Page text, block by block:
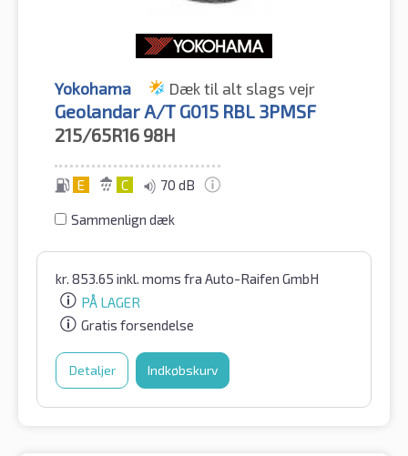
Yokohama Dæk til alt slags vejr
Geolandar A/T G015 RBL 3PMSF
215/65R16 98H
E C 70 dB
Sammenlign dæk
kr. 853.65 inkl. moms fra Auto-Raifen GmbH
PÅ LAGER
Gratis forsendelse
Detaljer Indkøbskurv